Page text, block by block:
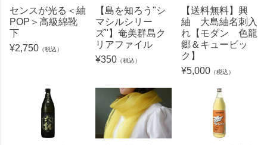
センスが光る＜紬
POP＞高級綿靴
下
¥2,750 （税込）
【島を知ろう"シ
マシルシリー
ズ"】奄美群島ク
リアファイル
¥350 （税込）
【送料無料】興
紬 大島紬名刺入
れ【モダン 色龍
郷＆キュービッ
ク】
¥5,000 （税込）